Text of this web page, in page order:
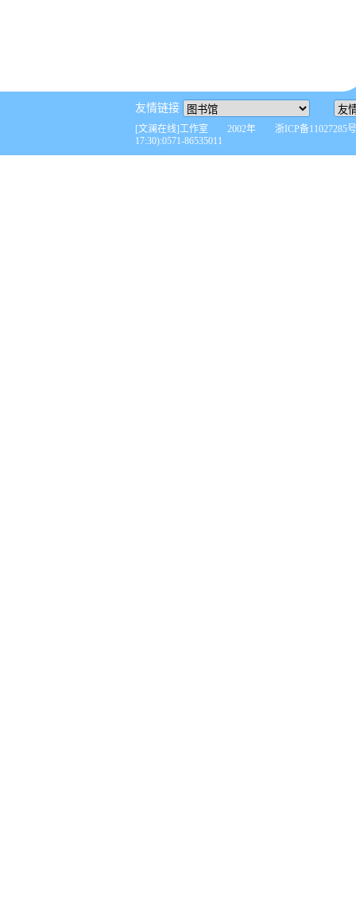
友情链接
[文澜在线]工作室 2002年 浙ICP备11027285
17:30):0571-86535011